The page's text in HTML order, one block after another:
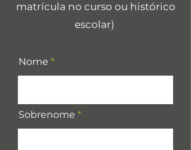
matrícula no curso ou histórico
escolar)
Nome
Sobrenome